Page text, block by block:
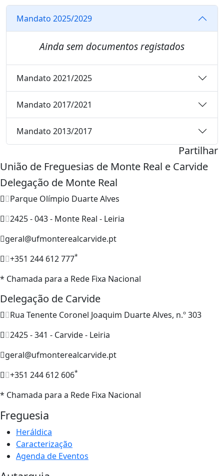
Mandato 2025/2029
Ainda sem documentos registados
Mandato 2021/2025
Mandato 2017/2021
Mandato 2013/2017
Partilhar
União de Freguesias de Monte Real e Carvide
Delegação de Monte Real
Parque Olímpio Duarte Alves
2425 - 043 - Monte Real - Leiria
geral@ufmonterealcarvide.pt
+351 244 612 777*
* Chamada para a Rede Fixa Nacional
Delegação de Carvide
Rua Tenente Coronel Joaquim Duarte Alves, n.º 303
2425 - 341 - Carvide - Leiria
geral@ufmonterealcarvide.pt
+351 244 612 606*
* Chamada para a Rede Fixa Nacional
Freguesia
Heráldica
Caracterização
Agenda de Eventos